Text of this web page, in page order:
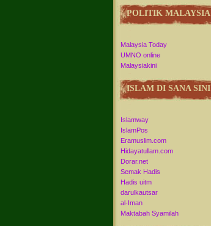
POLITIK MALAYSIA
Malaysia Today
UMNO online
Malaysiakini
ISLAM DI SANA SINI
Islamway
IslamPos
Eramuslim.com
Hidayatullam.com
Dorar.net
Semak Hadis
Hadis uitm
darulkautsar
al-Iman
Maktabah Syamilah